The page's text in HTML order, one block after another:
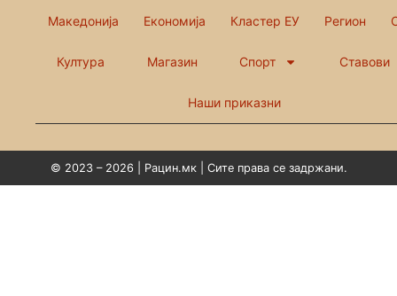
Македонија Економија Кластер ЕУ Регион
Култура Магазин Спорт Ставови
Наши приказни
© 2023 – 2026 | Рацин.мк | Сите права се задржани.